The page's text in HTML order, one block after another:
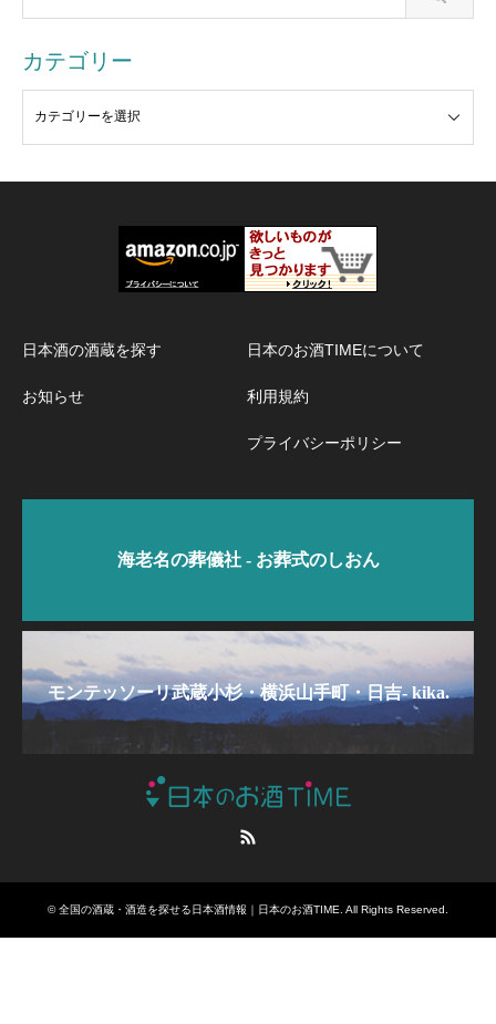
カテゴリー
日本酒の酒蔵を探す
お知らせ
日本のお酒TIMEについて
利用規約
プライバシーポリシー
海老名の葬儀社 - お葬式のしおん
モンテッソーリ武蔵小杉・横浜山手町・日吉- kika.
©全国の酒蔵・酒造を探せる日本酒情報｜日本のお酒TIME. All Rights Reserved.